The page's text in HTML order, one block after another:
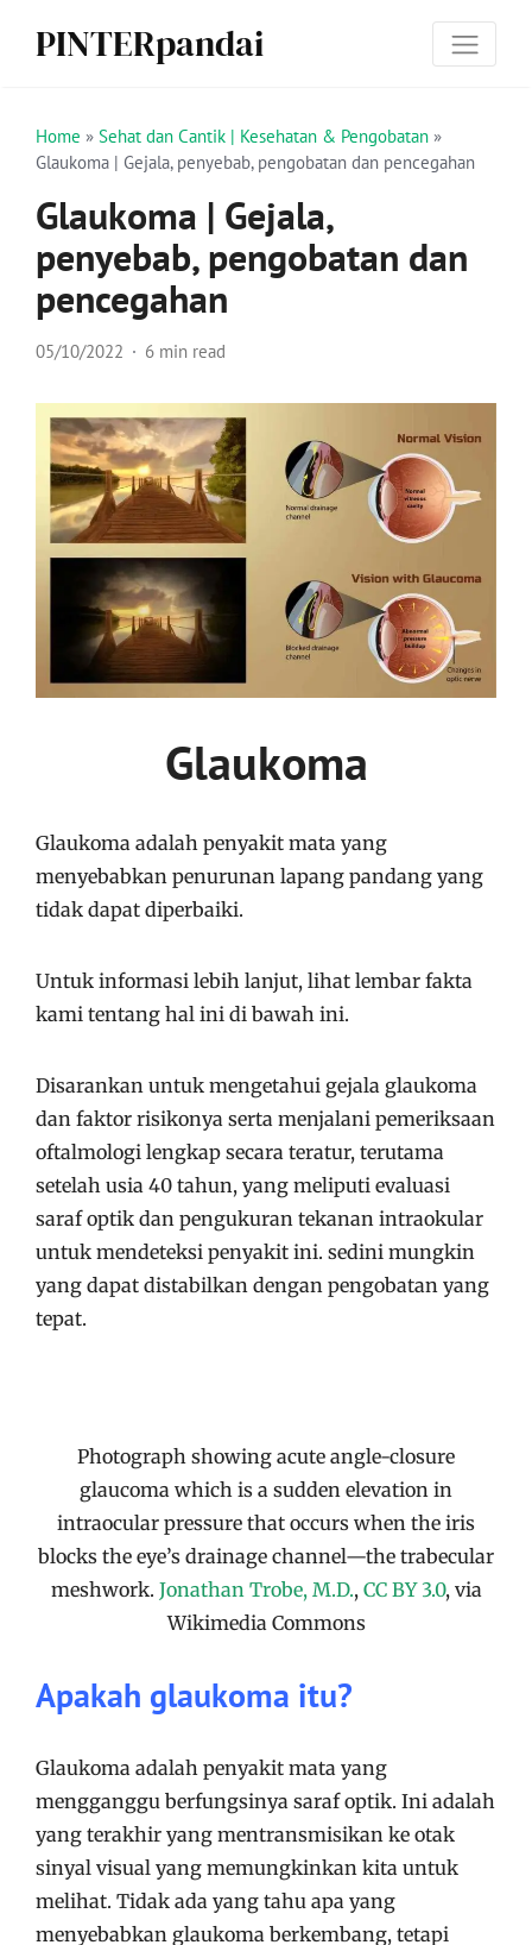
PINTERpandai
Home » Sehat dan Cantik | Kesehatan & Pengobatan »
Glaukoma | Gejala, penyebab, pengobatan dan pencegahan
Glaukoma | Gejala,
penyebab, pengobatan dan
pencegahan
05/10/2022 6 min read
Glaukoma
Glaukoma adalah penyakit mata yang
menyebabkan penurunan lapang pandang yang
tidak dapat diperbaiki.
Untuk informasi lebih lanjut, lihat lembar fakta
kami tentang hal ini di bawah ini.
Disarankan untuk mengetahui gejala glaukoma
dan faktor risikonya serta menjalani pemeriksaan
oftalmologi lengkap secara teratur, terutama
setelah usia 40 tahun, yang meliputi evaluasi
saraf optik dan pengukuran tekanan intraokular
untuk mendeteksi penyakit ini. sedini mungkin
yang dapat distabilkan dengan pengobatan yang
tepat.
Photograph showing acute angle-closure
glaucoma which is a sudden elevation in
intraocular pressure that occurs when the iris
blocks the eye’s drainage channel—the trabecular
meshwork. Jonathan Trobe, M.D., CC BY 3.0, via
Wikimedia Commons
Apakah glaukoma itu?
Glaukoma adalah penyakit mata yang
mengganggu berfungsinya saraf optik. Ini adalah
yang terakhir yang mentransmisikan ke otak
sinyal visual yang memungkinkan kita untuk
melihat. Tidak ada yang tahu apa yang
menyebabkan glaukoma berkembang, tetapi